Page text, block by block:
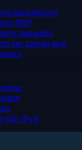
karşılaştırın
RDP
masaüstü
her zaman açık
çok IPv4